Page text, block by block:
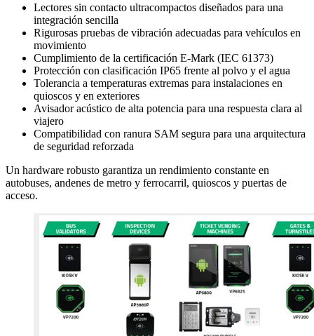
Lectores sin contacto ultracompactos diseñados para una
integración sencilla
Rigurosas pruebas de vibración adecuadas para vehículos en
movimiento
Cumplimiento de la certificación E-Mark (IEC 61373)
Protección con clasificación IP65 frente al polvo y el agua
Tolerancia a temperaturas extremas para instalaciones en
quioscos y en exteriores
Avisador acústico de alta potencia para una respuesta clara al
viajero
Compatibilidad con ranura SAM segura para una arquitectura
de seguridad reforzada
Un hardware robusto garantiza un rendimiento constante en
autobuses, andenes de metro y ferrocarril, quioscos y puertas de
acceso.